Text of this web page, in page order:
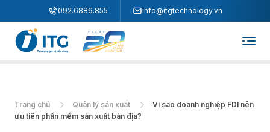
092.6886.855 info@itgtechnology.vn
Trang chủ Quản lý sản xuất
Vì sao doanh nghiệp FDI nên
ưu tiên phần mềm sản xuất bản địa?